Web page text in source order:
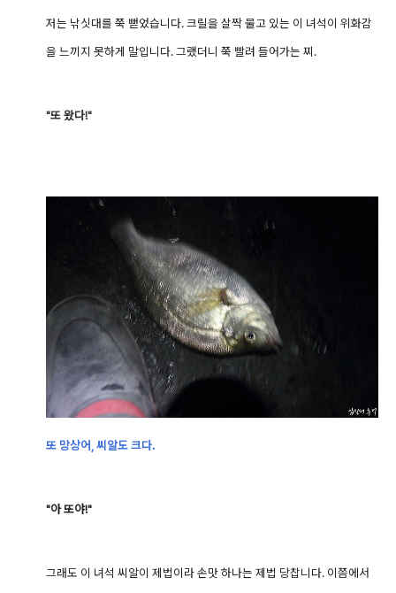
저는 낚싯대를 쭉 뻗었습니다. 크릴을 살짝 물고 있는 이 녀석이 위화감
을 느끼지 못하게 말입니다. 그랬더니 쭉 빨려 들어가는 찌.
"또 왔다!"
또 망상어, 씨알도 크다.
"아 또야!"
그래도 이 녀석 씨알이 제법이라 손맛 하나는 제법 당찹니다. 이쯤에서